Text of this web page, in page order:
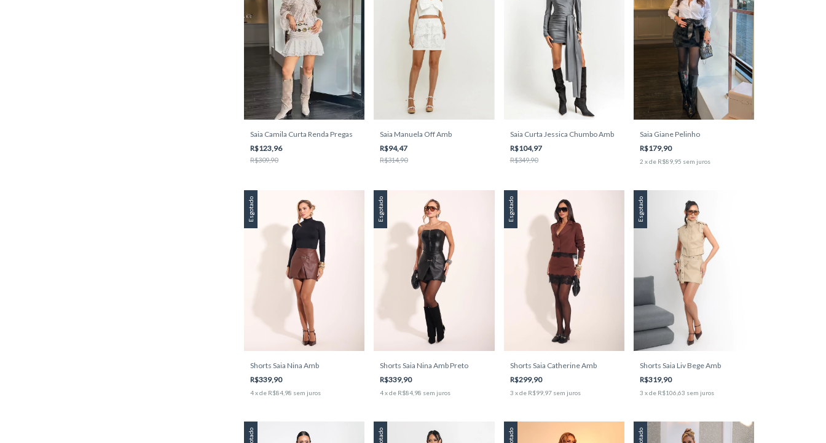
Saia Camila Curta Renda Pregas
R$123,96
R$309,90
Saia Manuela Off Amb
R$94,47
R$314,90
Saia Curta Jessica Chumbo Amb
R$104,97
R$349,90
Saia Giane Pelinho
R$179,90
2 xde R$89,95 sem juros
Esgotado
Shorts Saia Nina Amb
R$339,90
4xde R$84,98 sem juros
Esgotado
Shorts Saia Nina Amb Preto
R$339,90
4xde R$84,98 sem juros
Esgotado
Shorts Saia Catherine Amb
R$299,90
3 xde R$99,97 sem juros
Esgotado
Shorts Saia Liv Bege Amb
R$319,90
3 xde R$106,63 sem juros